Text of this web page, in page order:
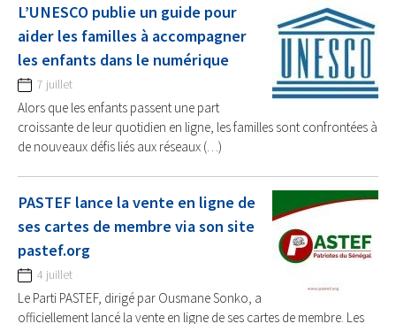
L’UNESCO publie un guide pour
aider les familles à accompagner
les enfants dans le numérique
7 juillet
Alors que les enfants passent une part
croissante de leur quotidien en ligne, les familles sont confrontées à
de nouveaux défis liés aux réseaux (…)
PASTEF lance la vente en ligne de
ses cartes de membre via son site
pastef.org
4 juillet
Le Parti PASTEF, dirigé par Ousmane Sonko, a
officiellement lancé la vente en ligne de ses cartes de membre. Les